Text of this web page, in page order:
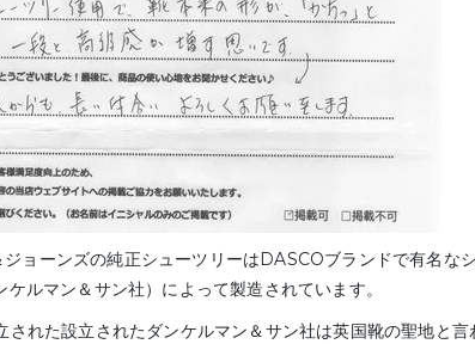
ジョーンズの純正シューツリーはDASCOブランドで有名
ケルマン＆サン社）によって製造されています。
された設立されたダンケルマン＆サン社は英国靴の聖地と